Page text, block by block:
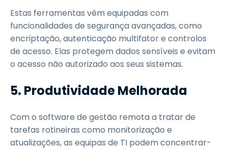
Estas ferramentas vêm equipadas com
funcionalidades de segurança avançadas, como
encriptação, autenticação multifator e controlos
de acesso. Elas protegem dados sensíveis e evitam
o acesso não autorizado aos seus sistemas.
5. Produtividade Melhorada
Com o software de gestão remota a tratar de
tarefas rotineiras como monitorização e
atualizações, as equipas de TI podem concentrar-